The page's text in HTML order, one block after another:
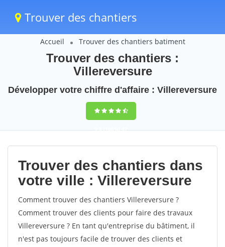
Trouver des chantiers
Accueil Trouver des chantiers batiment
Trouver des chantiers :
Villereversure
Développer votre chiffre d'affaire : Villereversure
9,5(100%)47
votes
Trouver des chantiers dans
votre ville : Villereversure
Comment trouver des chantiers Villereversure ?
Comment trouver des clients pour faire des travaux
Villereversure ? En tant qu'entreprise du bâtiment, il
n'est pas toujours facile de trouver des clients et